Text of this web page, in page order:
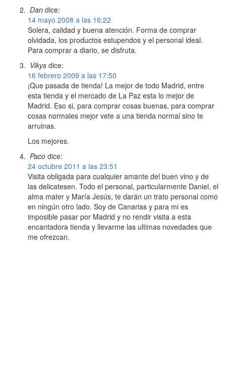
Dan dice:
14 mayo 2008 a las 16:22
Solera, calidad y buena atención. Forma de comprar
olvidada, los productos estupendos y el personal ideal.
Para comprar a diario, se disfruta.
Vikys dice:
16 febrero 2009 a las 17:50
¡Que pasada de tienda! La mejor de todo Madrid, entre
esta tienda y el mercado de La Paz esta lo mejor de
Madrid. Eso si, para comprar cosas buenas, para comprar
cosas normales mejor vete a una tienda normal sino te
arruinas.
Los mejores.
Paco dice:
24 octubre 2011 a las 23:51
Visita obligada para cualquier amante del buen vino y de
las delicatesen. Todo el personal, particularmente Daniel, el
alma mater y María Jesús, te darán un trato personal como
en ningún otro lado. Soy de Canarias y para mi es
imposible pasar por Madrid y no rendir visita a esta
encantadora tienda y llevarme las ultimas novedades que
me ofrezcan.